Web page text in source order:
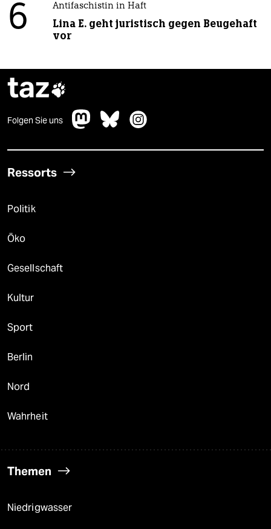
6 Antifaschistin in Haft
Lina E. geht juristisch gegen Beugehaft
vor
taz
Folgen Sie uns
Ressorts
Politik
Öko
Gesellschaft
Kultur
Sport
Berlin
Nord
Wahrheit
Themen
Niedrigwasser